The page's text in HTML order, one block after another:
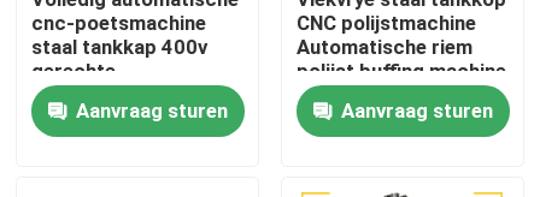
Huis
Producten
cnc-poetsmachine
staal tankkap 400v
gerechte
eindpoetsmachine
Aanvraag sturen
CNC polijstmachine
Automatische riem
polijst buffing machine
Aanvraag sturen